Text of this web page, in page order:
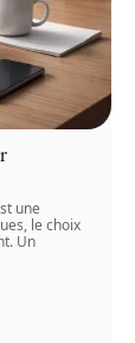
une
le choix
Un